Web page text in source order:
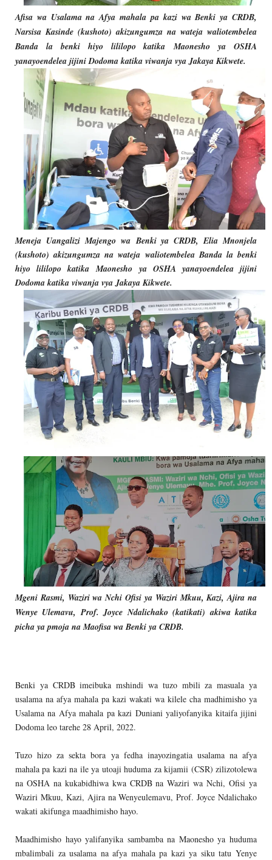
Afisa wa Usalama na Afya mahala pa kazi wa Benki ya CRDB,
Narsisa Kasinde (kushoto) akizungumza na wateja waliotembelea
Banda la benki hiyo lililopo katikaMaonesho ya OSHA
yanayoendelea jijini Dodoma katika viwanja vya Jakaya Kikwete.
Meneja Uangalizi Majengo waBenki ya CRDB, Elia Mnonjela
(kushoto) akizungumza na wateja waliotembelea Banda la benki
hiyo lililopo katikaMaonesho ya OSHA yanayoendelea jijini
Dodoma katika viwanja vya Jakaya Kikwete.
Mgeni Rasmi, Waziri wa Nchi Ofisi ya Waziri Mkuu, Kazi, Ajira na
Wenye Ulemavu, Prof. Joyce Ndalichako (katikati) akiwa katika
picha ya pmoja na Maofisa wa Benki ya CRDB.
Benki ya CRDB imeibuka mshindi wa tuzo mbili za masuala ya
usalama na afya mahala pa kazi wakati wa kilele cha madhimisho ya
Usalama na Afya mahala pa kazi Duniani yaliyofanyika kitaifa jijini
Dodoma leo tarehe 28 April, 2022.
Tuzo hizo za sekta bora ya fedha inayozingatia usalama na afya
mahala pa kazi na ile ya utoaji huduma za kijamii (CSR) zilizotolewa
na OSHA na kukabidhiwa kwa CRDB na Waziri wa Nchi, Ofisi ya
Waziri Mkuu, Kazi, Ajira na Wenyeulemavu, Prof. Joyce Ndalichako
wakati akifunga maadhimisho hayo.
Maadhimisho hayo yalifanyika sambamba na Maonesho ya huduma
mbalimbali za usalama na afya mahala pa kazi ya siku tatu Yenye